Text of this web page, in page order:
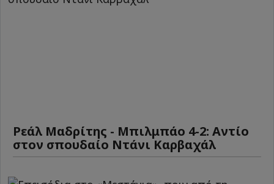
Ρεάλ Μαδρίτης - Μπιλμπάο 4-2: Αντίο
στον σπουδαίο Ντάνι Καρβαχάλ